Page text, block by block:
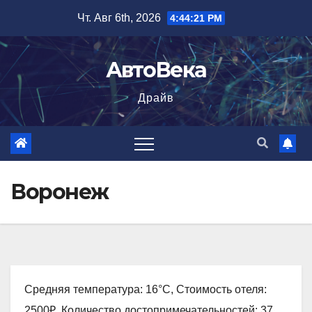
содержимому
Чт. Авг 6th, 2026 4:44:22 PM
АвтоВека
Драйв
Воронеж
Средняя температура: 16°C, Стоимость отеля: